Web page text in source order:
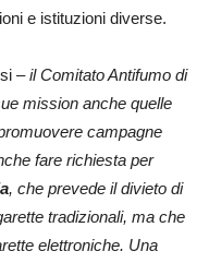
e istituzioni diverse.
–il Comitato Antifumo di
mission anche quelle
campagne
fare richiesta per
, che prevede il divieto di
tradizionali, ma che
elettroniche. Una